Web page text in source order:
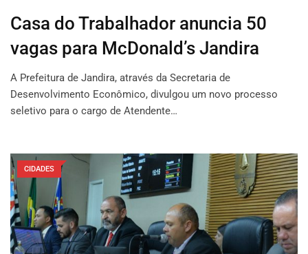
Casa do Trabalhador anuncia 50
vagas para McDonald’s Jandira
A Prefeitura de Jandira, através da Secretaria de
Desenvolvimento Econômico, divulgou um novo processo
seletivo para o cargo de Atendente…
CIDADES